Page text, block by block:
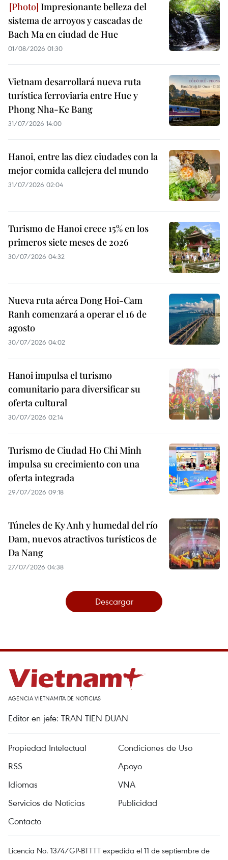
Impresionante belleza del
sistema de arroyos y cascadas de
Bach Ma en ciudad de Hue
01/08/2026 01:30
Vietnam desarrollará nueva ruta
turística ferroviaria entre Hue y
Phong Nha-Ke Bang
31/07/2026 14:00
Hanoi, entre las diez ciudades con la
mejor comida callejera del mundo
31/07/2026 02:04
Turismo de Hanoi crece 15% en los
primeros siete meses de 2026
30/07/2026 04:32
Nueva ruta aérea Dong Hoi-Cam
Ranh comenzará a operar el 16 de
agosto
30/07/2026 04:02
Hanoi impulsa el turismo
comunitario para diversificar su
oferta cultural
30/07/2026 02:14
Turismo de Ciudad Ho Chi Minh
impulsa su crecimiento con una
oferta integrada
29/07/2026 09:18
Túneles de Ky Anh y humedal del río
Dam, nuevos atractivos turísticos de
Da Nang
27/07/2026 04:38
Descargar
AGENCIA VIETNAMITA DE NOTICIAS
Editor en jefe: TRAN TIEN DUAN
Propiedad Intelectual
Condiciones de Uso
RSS
Apoyo
Idiomas
VNA
Servicios de Noticias
Publicidad
Contacto
Licencia No. 1374/GP-BTTTT expedida el 11 de septiembre de